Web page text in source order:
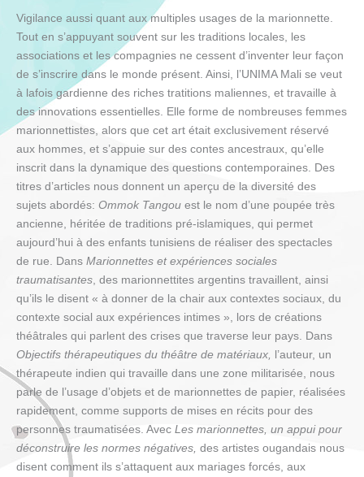
Vigilance aussi quant aux multiples usages de la marionnette.
Tout en s’appuyant souvent sur les traditions locales, les
associations et les compagnies ne cessent d’inventer leur façon
de s’inscrire dans le monde présent. Ainsi, l’UNIMA Mali se veut
à lafois gardienne des riches tratitions maliennes, et travaille à
des innovations essentielles. Elle forme de nombreuses femmes
marionnettistes, alors que cet art était exclusivement réservé
aux hommes, et s’appuie sur des contes ancestraux, qu’elle
inscrit dans la dynamique des questions contemporaines. Des
titres d’articles nous donnent un aperçu de la diversité des
sujets abordés: Ommok Tangou est le nom d’une poupée très
ancienne, héritée de traditions pré-islamiques, qui permet
aujourd’hui à des enfants tunisiens de réaliser des spectacles
de rue. Dans Marionnettes et expériences sociales
traumatisantes, des marionnettites argentins travaillent, ainsi
qu’ils le disent « à donner de la chair aux contextes sociaux, du
contexte social aux expériences intimes », lors de créations
théâtrales qui parlent des crises que traverse leur pays. Dans
Objectifs thérapeutiques du théâtre de matériaux,
l’auteur, un
thérapeute indien qui travaille dans une zone militarisée, nous
parle de l’usage d’objets et de marionnettes de papier, réalisées
rapidement, comme supports de mises en récits pour des
personnes traumatisées. Avec Les marionnettes, un appui pour
déconstruire les normes négatives, des artistes ougandais nous
disent comment ils s’attaquent aux mariages forcés, aux